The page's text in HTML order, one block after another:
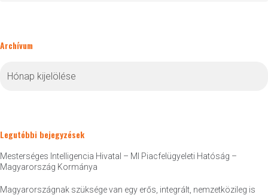
Archívum
Legutóbbi bejegyzések
Mesterséges Intelligencia Hivatal – MI Piacfelügyeleti Hatóság –
Magyarország Kormánya
Magyarországnak szüksége van egy erős, integrált, nemzetközileg is